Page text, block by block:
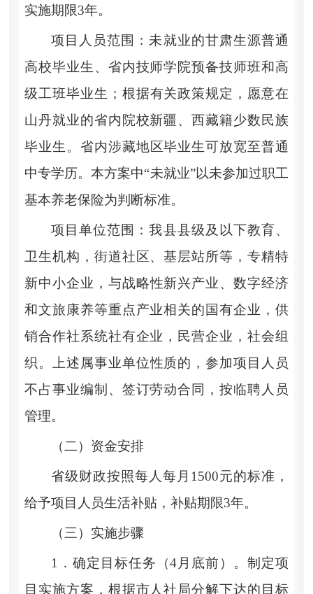
实施期限3年。
项目人员范围：未就业的甘肃生源普通
高校毕业生、省内技师学院预备技师班和高
级工班毕业生；根据有关政策规定，愿意在
山丹就业的省内院校新疆、西藏籍少数民族
毕业生。 省内涉藏地区毕业生可放宽至普通
中专学历。本方案中“未就业”以未参加过职工
基本养老保险为判断标准。
项目单位范围：我县县级及以下教育、
卫生机构，街道社区、基层站所等，专精特
新中小企业 ， 与战略性新兴产业、数字经济
和文旅康养等重点产业相关的国有企业，供
销合作社系统社有企业，民营企业，社会组
织。
上述属事业单位性质的，参加项目人员
不占事业编制、签订劳动合同，按临聘人员
管理。
（二）资金安排
省级财政按照每人每月 1500元的标准，
给予项目人员生活补贴，补贴期限3年。
（三）实施步骤
1． 确定目标任务（4 月底前）。制定项
目实施方案，根据市人社局分解下达的目标